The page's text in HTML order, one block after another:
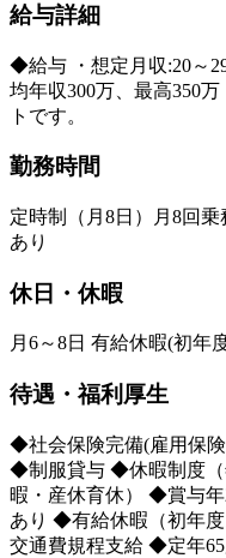
給与詳細
◆給与 ・想定月収:20～
均年収300万、最高350
トです。
勤務時間
定時制（月8日）月8回
あり
休日・休暇
月6～8日 有給休暇(初年
待遇・福利厚生
◆社会保険完備(雇用保
◆制服貸与 ◆休暇制度（
暇・産休育休） ◆賞与
あり ◆有給休暇（初年
交通費規程支給 ◆定年